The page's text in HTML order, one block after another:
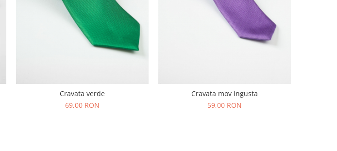
Cravata verde
69,00 RON
Cravata mov ingusta
59,00 RON